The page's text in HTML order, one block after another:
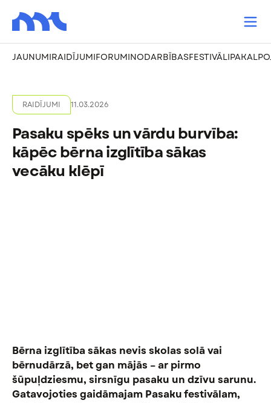
JAUNUMIRAIDĪJUMIFORUMINODARBĪBASFESTIVĀLI
RAIDĪJUMI 11.03.2026
Pasaku spēks un vārdu burvība:
kāpēc bērna izglītība sākas
vecāku klēpī
Bērna izglītība sākas nevis skolas solā vai
bērnudārzā, bet gan mājās – ar pirmo
šūpuļdziesmu, sirsnīgu pasaku un dzīvu sarunu.
Gatavojoties gaidāmajam Pasaku festivālam,